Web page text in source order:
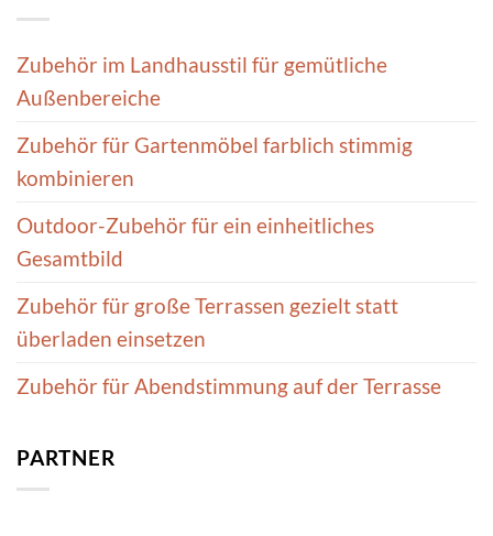
Zubehör im Landhausstil für gemütliche
Außenbereiche
Zubehör für Gartenmöbel farblich stimmig
kombinieren
Outdoor-Zubehör für ein einheitliches
Gesamtbild
Zubehör für große Terrassen gezielt statt
überladen einsetzen
Zubehör für Abendstimmung auf der Terrasse
PARTNER